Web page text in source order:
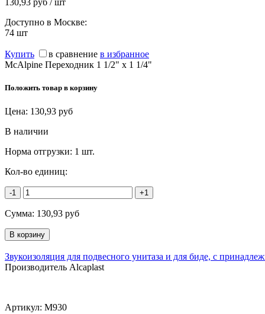
130,93 руб / шт
Доступно в Москве:
74 шт
Купить в сравнение в избранное
McAlpine Переходник 1 1/2" х 1 1/4"
Положить товар в корзину
Цена: 130,93 руб
В наличии
Норма отгрузки: 1 шт.
Кол-во единиц:
-1 +1
Сумма: 130,93 руб
Звукоизоляция для подвесного унитаза и для биде, с
Производитель Alcaplast
Артикул: M930